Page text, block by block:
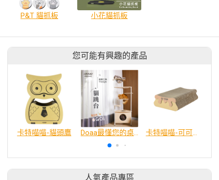
P&T 貓抓板 小花貓抓板
您可能有興趣的產品
卡特喵喵-貓頭鷹 Doaa最懂您的桌仔 X 毛小孩｜Triangle經典三角貓跳台 貓跳台 貓塔 貓爬架 貓玩具 卡特喵喵-可可火山
人氣產品專區